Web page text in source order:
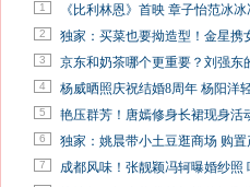
1 《比利林恩》首映 章子怡范冰
2 独家：买菜也要拗造型！金星携
3 京东和奶茶哪个更重要？刘强东
4 杨威晒照庆祝结婚8周年 杨阳洋
5 艳压群芳！唐嫣修身长裙现身活
6 独家：姚晨带小土豆逛商场 购
7 成都风味！张靓颖冯轲曝婚纱照